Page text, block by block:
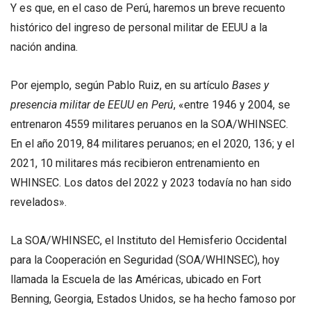
Y es que, en el caso de Perú, haremos un breve recuento
histórico del ingreso de personal militar de EEUU a la
nación andina.
Por ejemplo, según Pablo Ruiz, en su artículo Bases y
presencia militar de EEUU en Perú, «entre 1946 y 2004, se
entrenaron 4559 militares peruanos en la SOA/WHINSEC.
En el año 2019, 84 militares peruanos; en el 2020, 136; y el
2021, 10 militares más recibieron entrenamiento en
WHINSEC. Los datos del 2022 y 2023 todavía no han sido
revelados».
La SOA/WHINSEC, el Instituto del Hemisferio Occidental
para la Cooperación en Seguridad (SOA/WHINSEC), hoy
llamada la Escuela de las Américas, ubicado en Fort
Benning, Georgia, Estados Unidos, se ha hecho famoso por